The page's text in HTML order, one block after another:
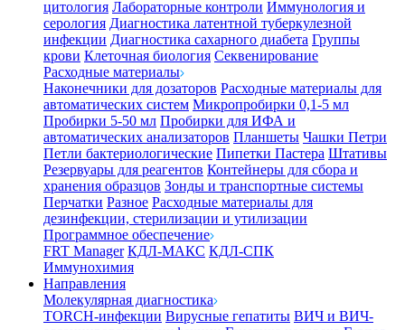
цитология Лабораторные контроли Иммунология и
серология Диагностика латентной туберкулезной
инфекции Диагностика сахарного диабета Группы
крови Клеточная биология Секвенирование
Расходные материалы
Наконечники для дозаторов Расходные материалы для
автоматических систем Микропробирки 0,1-5 мл
Пробирки 5-50 мл Пробирки для ИФА и
автоматических анализаторов Планшеты Чашки Петри
Петли бактериологические Пипетки Пастера Штативы
Резервуары для реагентов Контейнеры для сбора и
хранения образцов Зонды и транспортные системы
Перчатки Разное Расходные материалы для
дезинфекции, стерилизации и утилизации
Программное обеспечение
FRT Manager КДЛ-МАКС КДЛ-СПК
Иммунохимия
Направления
Молекулярная диагностика
TORCH-инфекции Вирусные гепатиты ВИЧ и ВИЧ-